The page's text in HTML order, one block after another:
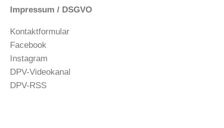
Impressum / DSGVO
Kontaktformular
Facebook
Instagram
DPV-Videokanal
DPV-RSS